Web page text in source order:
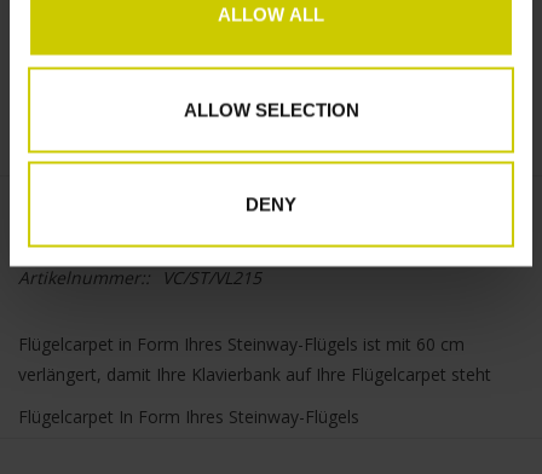
ALLOW ALL
ALLOW SELECTION
DENY
€--,--
ZUM WARENKORB HINZUFÜGEN
Artikelnummer:: VC/ST/VL215
Flügelcarpet in Form Ihres Steinway-Flügels ist mit 60 cm
verlängert, damit Ihre Klavierbank auf Ihre Flügelcarpet steht
Flügelcarpet In Form Ihres Steinway-Flügels